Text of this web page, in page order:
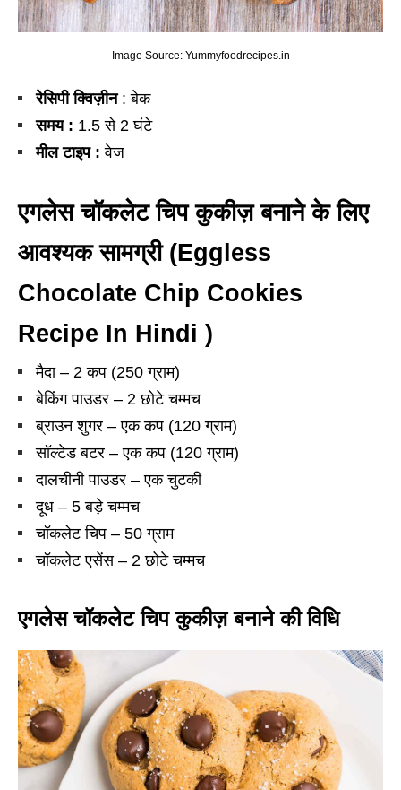
Image Source: Yummyfoodrecipes.in
रेसिपी क्विज़ीन: बेक
समय : 1.5 से 2 घंटे
मील टाइप : वेज
एगलेस चॉकलेट चिप कुकीज़ बनाने के लिए
आवश्यक सामग्री (Eggless
Chocolate Chip Cookies
Recipe In Hindi )
मैदा – 2 कप (250 ग्राम)
बेकिंग पाउडर – 2 छोटे चम्मच
ब्राउन शुगर – एक कप (120 ग्राम)
सॉल्टेड बटर – एक कप (120 ग्राम)
दालचीनी पाउडर – एक चुटकी
दूध – 5 बड़े चम्मच
चॉकलेट चिप – 50 ग्राम
चॉकलेट एसेंस – 2 छोटे चम्मच
एगलेस चॉकलेट चिप कुकीज़ बनाने की विधि